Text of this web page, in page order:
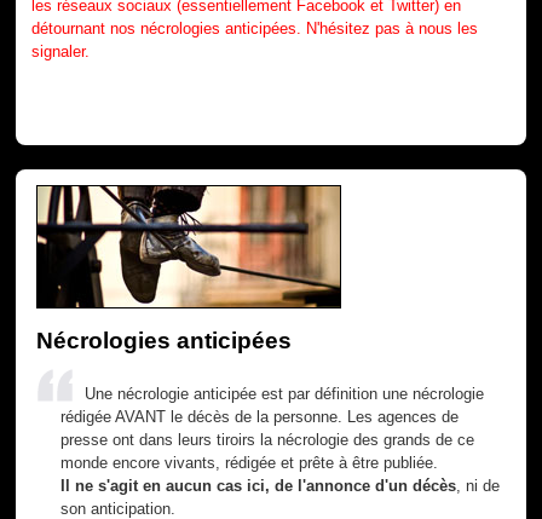
les réseaux sociaux (essentiellement Facebook et Twitter) en
détournant nos nécrologies anticipées. N'hésitez pas à nous les
signaler.
Nécrologies anticipées
Une nécrologie anticipée est par définition une nécrologie
rédigée AVANT le décès de la personne. Les agences de
presse ont dans leurs tiroirs la nécrologie des grands de ce
monde encore vivants, rédigée et prête à être publiée.
Il ne s'agit en aucun cas ici, de l'annonce d'un décès , ni de
son anticipation.